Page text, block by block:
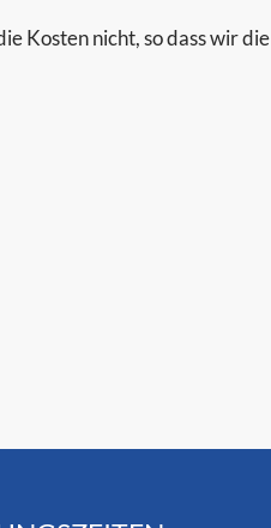
Kosten nicht, so dass wir die